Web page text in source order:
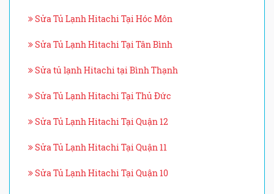
Sửa Tủ Lạnh Hitachi Tại Hóc Môn
Sửa Tủ Lạnh Hitachi Tại Tân Bình
Sửa tủ lạnh Hitachi tại Bình Thạnh
Sửa Tủ Lạnh Hitachi Tại Thủ Đức
Sửa Tủ Lạnh Hitachi Tại Quận 12
Sửa Tủ Lạnh Hitachi Tại Quận 11
Sửa Tủ Lạnh Hitachi Tại Quận 10